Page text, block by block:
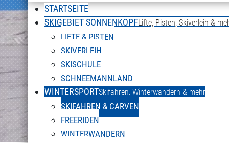
STARTSEITE
SKIGEBIET SONNENKOPFLifte, Pisten, Skiverleih &
LIFTE & PISTEN
SKIVERLEIH
SKISCHULE
SCHNEEMANNLAND
WINTERSPORTSkifahren, Winterwandern & mehr
SKIFAHREN & CARVEN
FREERIDEN
WINTERWANDERN